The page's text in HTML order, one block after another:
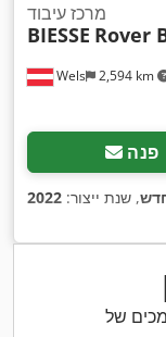
Wels 2,594 km
מרכז עיבוד
BIESSE Rover
פנה
, שנת ייצור: 2022